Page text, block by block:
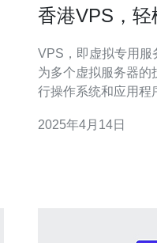
香港VPS，轻
VPS，即虚拟专用服
为多个虚拟服务器的
行操作系统和应用程
的网络基础设施和高
2025年4月14日